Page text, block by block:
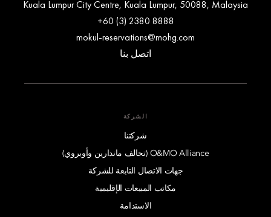
Kuala Lumpur City Centre, Kuala Lumpur, 50088, Malaysia
+60 (3) 2380 8888
mokul-reservations@mohg.com
اتصل بنا
الشركة
شركتنا
O&MO Alliance (تحالف ماندارين وأوبروي)
جهات الاتصال التابعة للشركة
مكاتب المبيعات الإقليمية
الاستدامة